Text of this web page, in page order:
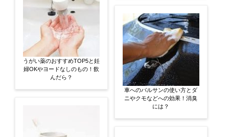
うがい薬のおすすめTOP5と妊
婦OKやヨードなしのもの！飲
んだら？
車へのバルサンの使い方とダ
ニやクモなどへの効果！消臭
には？